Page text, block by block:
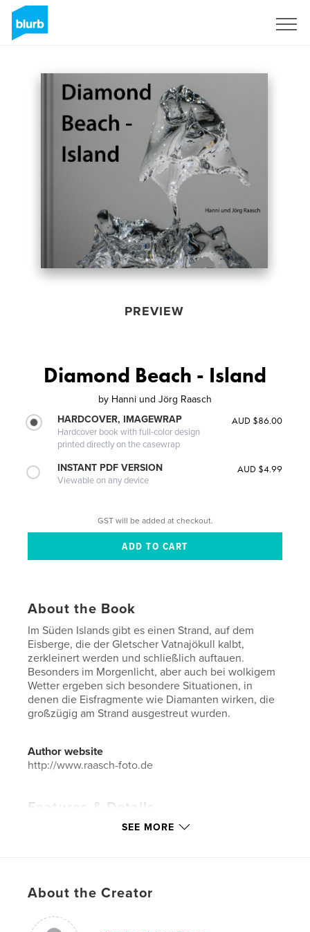
PREVIEW
Diamond Beach - Island
by Hanni und Jörg Raasch
HARDCOVER, IMAGEWRAP
Hardcover book with full-color design
printed directly on the casewrap
AUD $86.00
INSTANT PDF VERSION
Viewable on any device
AUD $4.99
GST will be added at checkout.
About the Book
Im Süden Islands gibt es einen Strand, auf dem
Eisberge, die der Gletscher Vatnajökull kalbt,
zerkleinert werden und schließlich auftauen.
Besonders im Morgenlicht, aber auch bei wolkigem
Wetter ergeben sich besondere Situationen, in
denen die Eisfragmente wie Diamanten wirken, die
großzügig am Strand ausgestreut wurden.
Author website
http://www.raasch-foto.de
Features & Details
Iceland
Publish Date:Dec 20, 2020
Language
SEE MORE
About the Creator